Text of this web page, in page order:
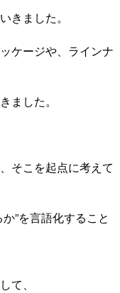
きました。
ケージや、ラインナ
ました。
そこを起点に考えて
”を言語化すること
て、